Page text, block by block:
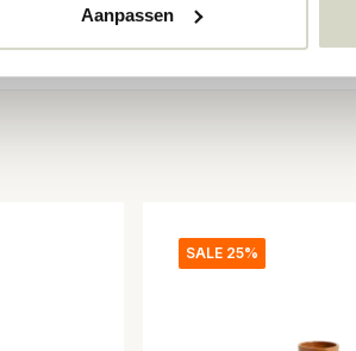
Aanpassen
SALE 25%